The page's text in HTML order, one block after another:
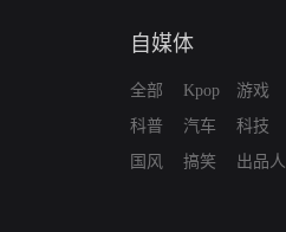
自媒体
全部
科普
国风
Kpop
汽车
搞笑
游戏
科技
出品人